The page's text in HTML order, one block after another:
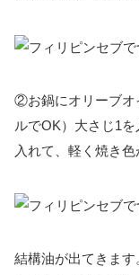
②お鍋にオリーブオ
ルでOK）大さじ1
入れて、軽く焼き色
結構油が出てきま